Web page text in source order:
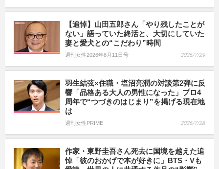
【追悼】山田五郎さん「やり残したことが
ない」語っていた終活と、大切にしていた
妻と愛犬との“こだわり”時間
週刊女性2026年8月11日号 2026/7/29
羽生結弦×住職・塩沼亮潤の対談第2弾に反
響「品格ある大人の男性になった」プロ4
周年で“つづきのはじまり”を掲げる現在地
は
週刊女性PRIME 2026/7/28
作家・東野圭吾さん死去に国境を越えた追
悼「彼のおかげで本が好きに」BTS・Vも